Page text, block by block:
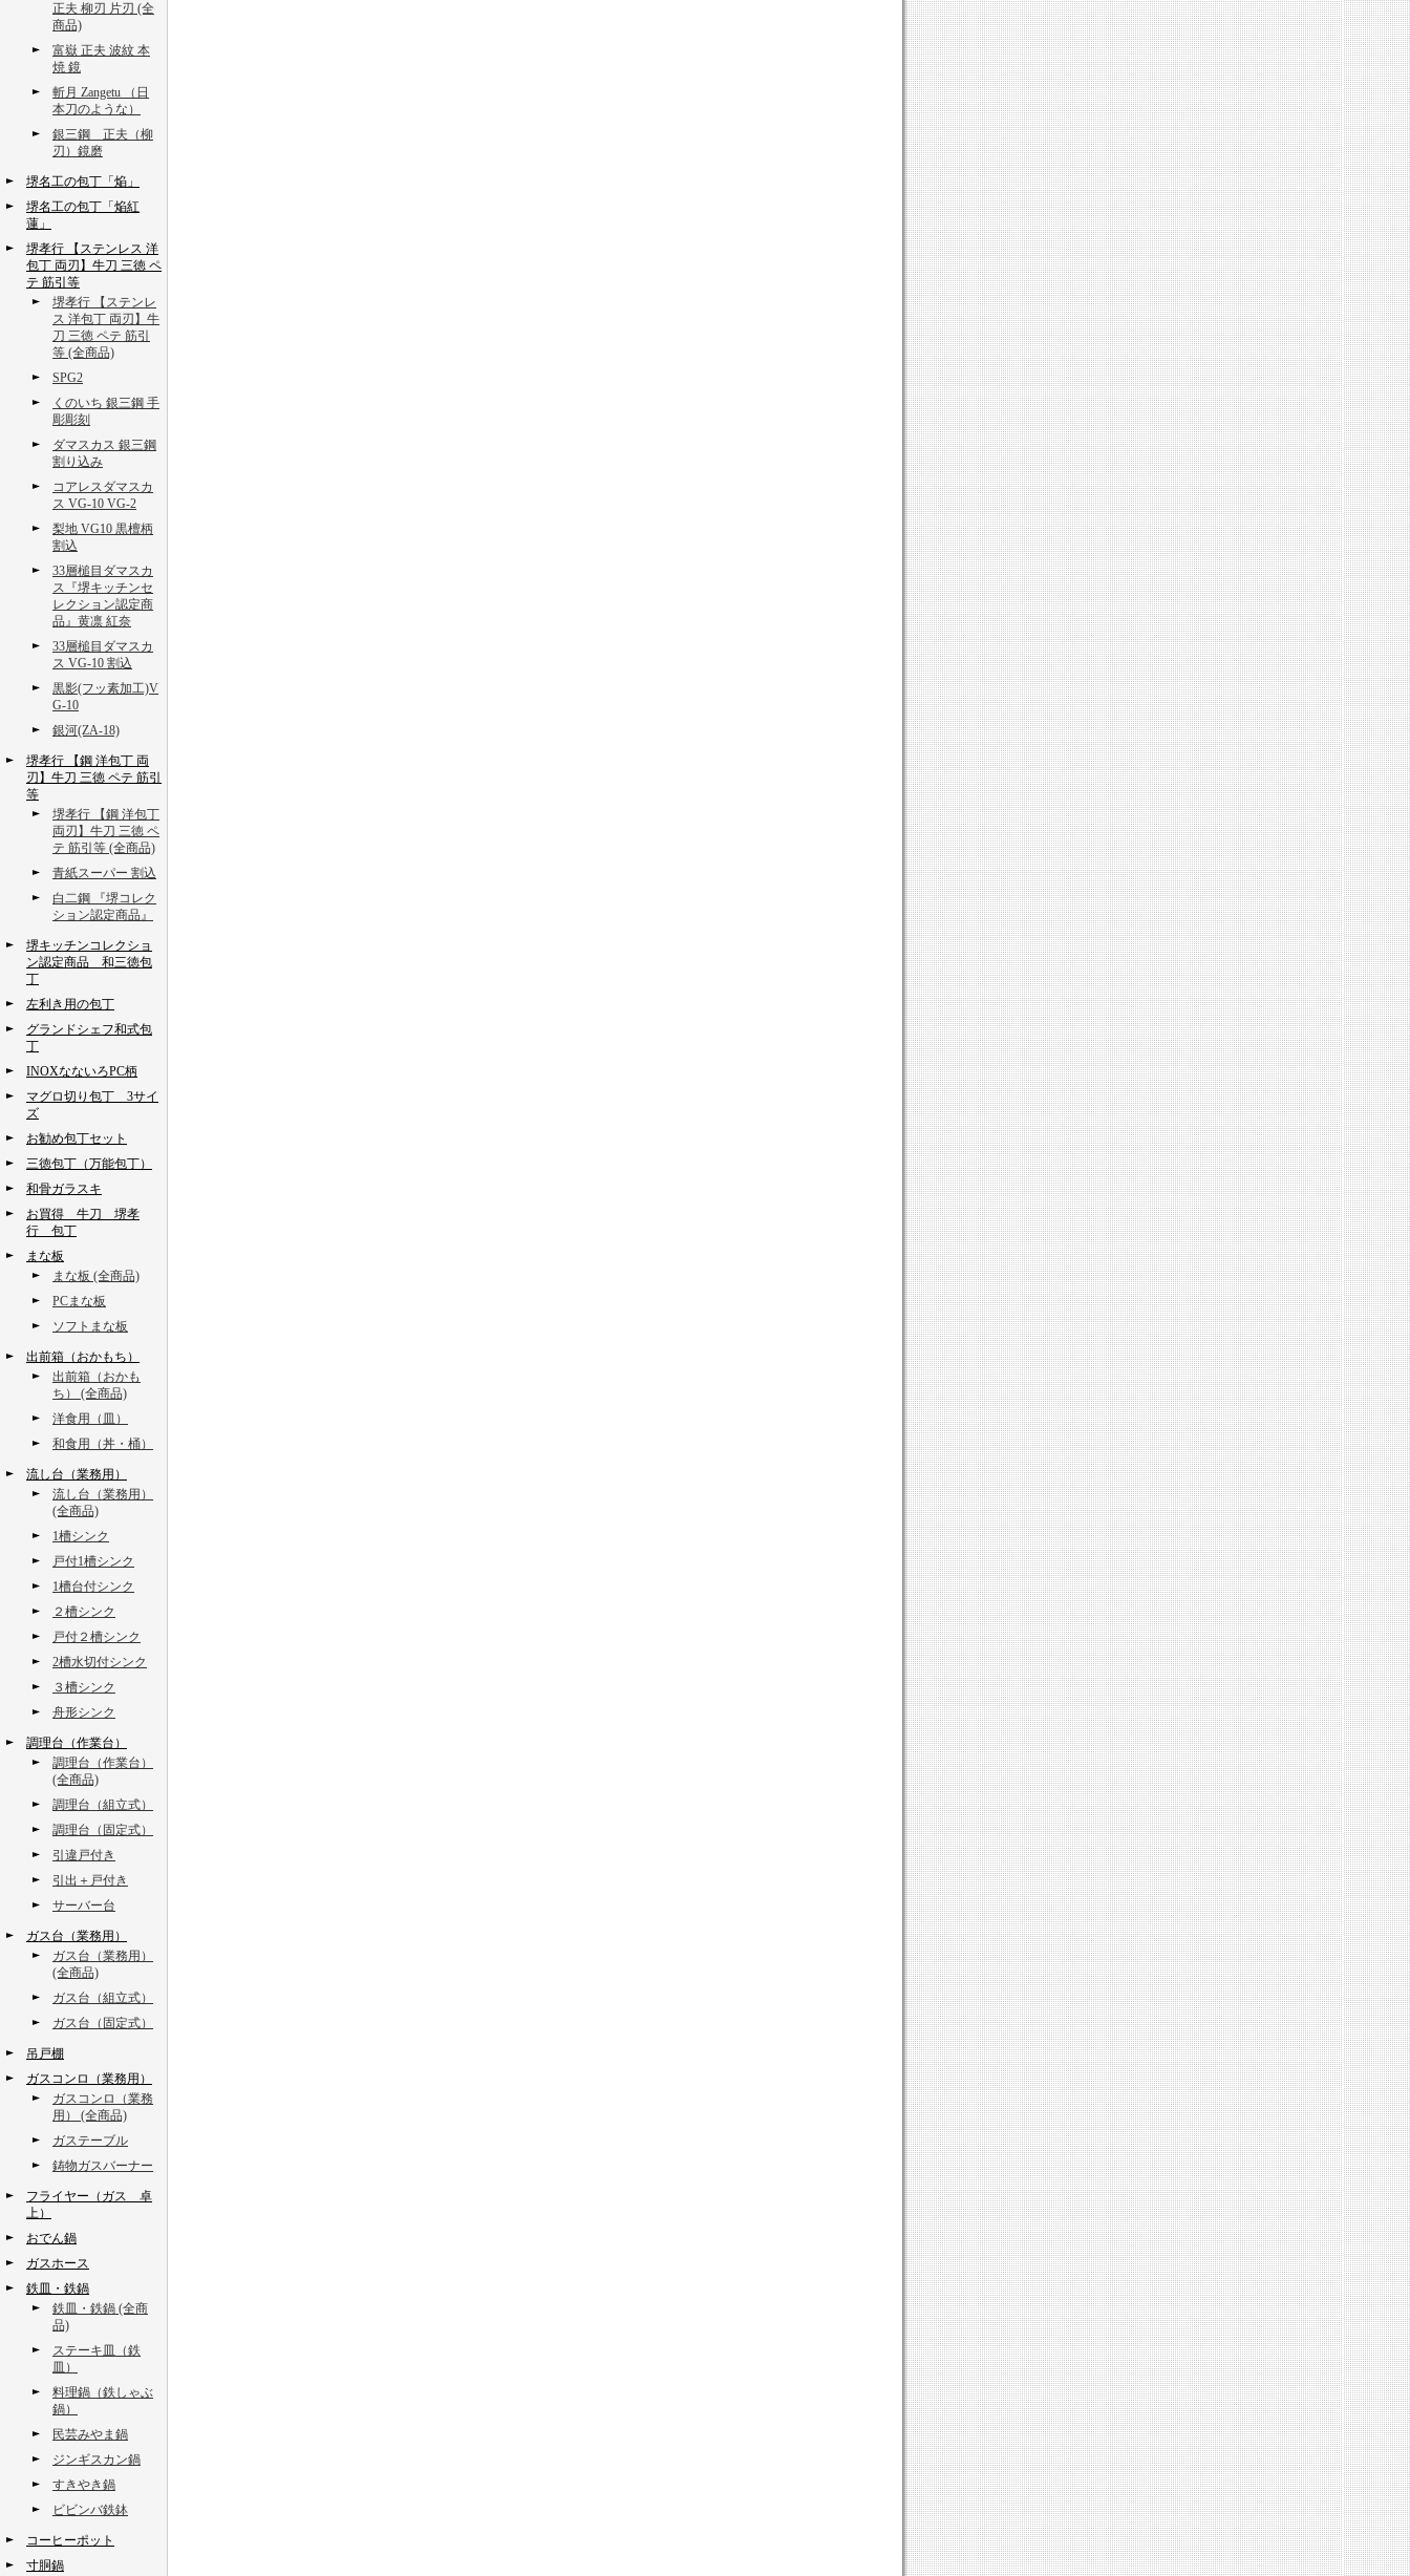
正夫 柳刃 片刃 (全
商品)
富嶽 正夫 波紋 本
焼 鏡
斬月 Zangetu （日
本刀のような）
銀三鋼 正夫（柳
刃）鏡磨
堺名工の包丁「焔」
堺名工の包丁「焔紅
蓮」
堺孝行 【ステンレス 洋
包丁 両刃】牛刀 三徳 ペ
テ 筋引等
堺孝行 【ステンレ
ス 洋包丁 両刃】牛
刀 三徳 ペテ 筋引
等 (全商品)
SPG2
くのいち 銀三鋼 手
彫彫刻
ダマスカス 銀三鋼
割り込み
コアレスダマスカ
ス VG-10 VG-2
梨地 VG10 黒檀柄
割込
33層槌目ダマスカ
ス『堺キッチンセ
レクション認定商
品』黄凛 紅奈
33層槌目ダマスカ
ス VG-10 割込
黒影(フッ素加工)V
G-10
銀河(ZA-18)
堺孝行 【鋼 洋包丁 両
刃】牛刀 三徳 ペテ 筋引
等
堺孝行 【鋼 洋包丁
両刃】牛刀 三徳 ペ
テ 筋引等 (全商品)
青紙スーパー 割込
白二鋼 『堺コレク
ション認定商品』
堺キッチンコレクショ
ン認定商品 和三徳包
丁
左利き用の包丁
グランドシェフ和式包
丁
INOXなないろPC柄
マグロ切り包丁 3サイ
ズ
お勧め包丁セット
三徳包丁（万能包丁）
和骨ガラスキ
お買得 牛刀 堺孝
行 包丁
まな板
まな板 (全商品)
PCまな板
ソフトまな板
出前箱（おかもち）
出前箱（おかも
ち） (全商品)
洋食用（皿）
和食用（丼・桶）
流し台（業務用）
流し台（業務用）
(全商品)
1槽シンク
戸付1槽シンク
1槽台付シンク
２槽シンク
戸付２槽シンク
2槽水切付シンク
３槽シンク
舟形シンク
調理台（作業台）
調理台（作業台）
(全商品)
調理台（組立式）
調理台（固定式）
引違戸付き
引出＋戸付き
サーバー台
ガス台（業務用）
ガス台（業務用）
(全商品)
ガス台（組立式）
ガス台（固定式）
吊戸棚
ガスコンロ（業務用）
ガスコンロ（業務
用） (全商品)
ガステーブル
鋳物ガスバーナー
フライヤー（ガス 卓
上）
おでん鍋
ガスホース
鉄皿・鉄鍋
鉄皿・鉄鍋 (全商
品)
ステーキ皿（鉄
皿）
料理鍋（鉄しゃぶ
鍋）
民芸みやま鍋
ジンギスカン鍋
すきやき鍋
ビビンバ鉄鉢
コーヒーポット
寸胴鍋